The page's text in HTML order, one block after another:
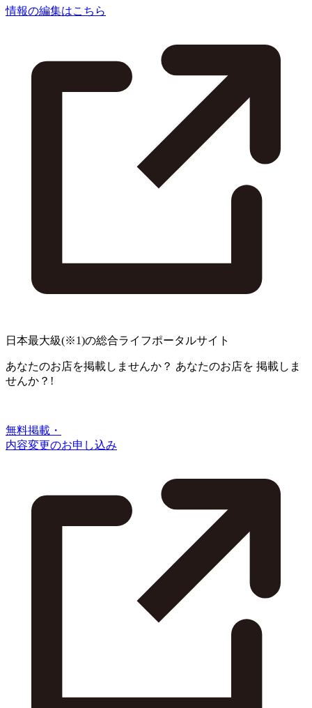
情報の編集はこちら
日本最大級(※1)の総合ライフポータルサイト
あなたのお店を掲載しませんか？ あなたのお店を 掲載しま
せんか？!
無料掲載・
内容変更のお申し込み